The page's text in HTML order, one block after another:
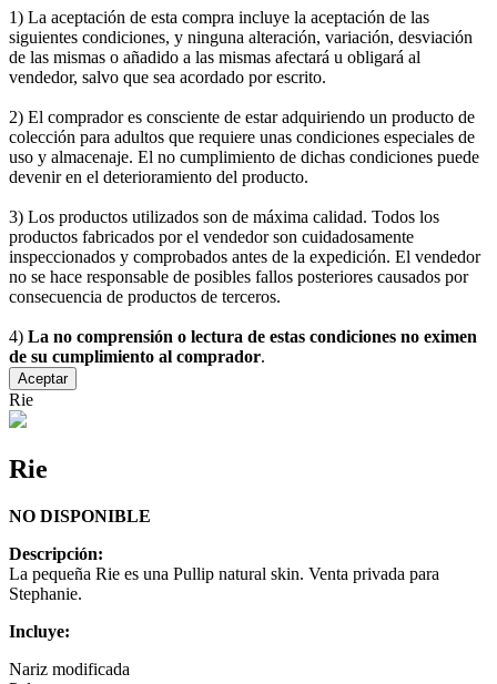
1) La aceptación de esta compra incluye la aceptación de las
siguientes condiciones, y ninguna alteración, variación, desviación
de las mismas o añadido a las mismas afectará u obligará al
vendedor, salvo que sea acordado por escrito.
2) El comprador es consciente de estar adquiriendo un producto de
colección para adultos que requiere unas condiciones especiales de
uso y almacenaje. El no cumplimiento de dichas condiciones puede
devenir en el deterioramiento del producto.
3) Los productos utilizados son de máxima calidad. Todos los
productos fabricados por el vendedor son cuidadosamente
inspeccionados y comprobados antes de la expedición. El vendedor
no se hace responsable de posibles fallos posteriores causados por
consecuencia de productos de terceros.
4) La no comprensión o lectura de estas condiciones no eximen
de su cumplimiento al comprador.
Aceptar
Rie
Rie
NO DISPONIBLE
Descripción:
La pequeña Rie es una Pullip natural skin. Venta privada para
Stephanie.
Incluye:
Nariz modificada